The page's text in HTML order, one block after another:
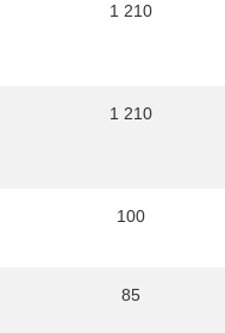
1 210
1 210
100
85